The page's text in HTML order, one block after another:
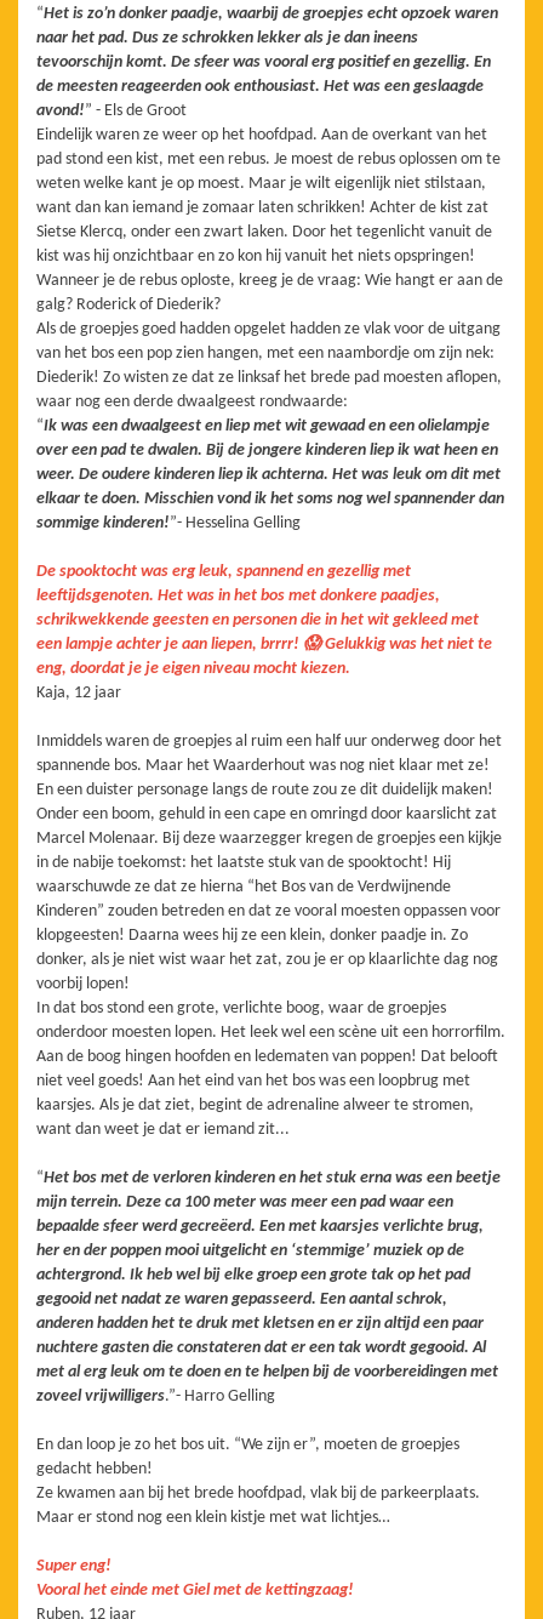
“Het is zo’n donker paadje, waarbij de groepjes echt opzoek waren
naar het pad. Dus ze schrokken lekker als je dan ineens
tevoorschijn komt. De sfeer was vooral erg positief en gezellig. En
de meesten reageerden ook enthousiast. Het was een geslaagde
avond!” - Els de Groot
Eindelijk waren ze weer op het hoofdpad. Aan de overkant van het
pad stond een kist, met een rebus. Je moest de rebus oplossen om te
weten welke kant je op moest. Maar je wilt eigenlijk niet stilstaan,
want dan kan iemand je zomaar laten schrikken! Achter de kist zat
Sietse Klercq, onder een zwart laken. Door het tegenlicht vanuit de
kist was hij onzichtbaar en zo kon hij vanuit het niets opspringen!
Wanneer je de rebus oploste, kreeg je de vraag: Wie hangt er aan de
galg? Roderick of Diederik?
Als de groepjes goed hadden opgelet hadden ze vlak voor de uitgang
van het bos een pop zien hangen, met een naambordje om zijn nek:
Diederik! Zo wisten ze dat ze linksaf het brede pad moesten aflopen,
waar nog een derde dwaalgeest rondwaarde:
“Ik was een dwaalgeest en liep met wit gewaad en een olielampje
over een pad te dwalen. Bij de jongere kinderen liep ik wat heen en
weer. De oudere kinderen liep ik achterna. Het was leuk om dit met
elkaar te doen. Misschien vond ik het soms nog wel spannender dan
sommige kinderen!”- Hesselina Gelling
De spooktocht was erg leuk, spannend en gezellig met
leeftijdsgenoten. Het was in het bos met donkere paadjes,
schrikwekkende geesten en personen die in het wit gekleed met
een lampje achter je aan liepen, brrrr! 😱 Gelukkig was het niet te
eng, doordat je je eigen niveau mocht kiezen.
Kaja, 12 jaar
Inmiddels waren de groepjes al ruim een half uur onderweg door het
spannende bos. Maar het Waarderhout was nog niet klaar met ze!
En een duister personage langs de route zou ze dit duidelijk maken!
Onder een boom, gehuld in een cape en omringd door kaarslicht zat
Marcel Molenaar. Bij deze waarzegger kregen de groepjes een kijkje
in de nabije toekomst: het laatste stuk van de spooktocht! Hij
waarschuwde ze dat ze hierna “het Bos van de Verdwijnende
Kinderen” zouden betreden en dat ze vooral moesten oppassen voor
klopgeesten! Daarna wees hij ze een klein, donker paadje in. Zo
donker, als je niet wist waar het zat, zou je er op klaarlichte dag nog
voorbij lopen!
In dat bos stond een grote, verlichte boog, waar de groepjes
onderdoor moesten lopen. Het leek wel een scène uit een horrorfilm.
Aan de boog hingen hoofden en ledematen van poppen! Dat belooft
niet veel goeds! Aan het eind van het bos was een loopbrug met
kaarsjes. Als je dat ziet, begint de adrenaline alweer te stromen,
want dan weet je dat er iemand zit...
“Het bos met de verloren kinderen en het stuk erna was een beetje
mijn terrein. Deze ca 100 meter was meer een pad waar een
bepaalde sfeer werd gecreëerd. Een met kaarsjes verlichte brug,
her en der poppen mooi uitgelicht en ‘stemmige’ muziek op de
achtergrond. Ik heb wel bij elke groep een grote tak op het pad
gegooid net nadat ze waren gepasseerd. Een aantal schrok,
anderen hadden het te druk met kletsen en er zijn altijd een paar
nuchtere gasten die constateren dat er een tak wordt gegooid. Al
met al erg leuk om te doen en te helpen bij de voorbereidingen met
zoveel vrijwilligers.”- Harro Gelling
En dan loop je zo het bos uit. “We zijn er”, moeten de groepjes
gedacht hebben!
Ze kwamen aan bij het brede hoofdpad, vlak bij de parkeerplaats.
Maar er stond nog een klein kistje met wat lichtjes…
Super eng!
Vooral het einde met Giel met de kettingzaag!
Ruben, 12 jaar